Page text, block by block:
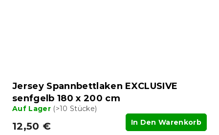
Jersey Spannbettlaken EXCLUSIVE
senfgelb 180 x 200 cm
Auf Lager (>10 Stücke)
12,50 € In Den Warenkorb